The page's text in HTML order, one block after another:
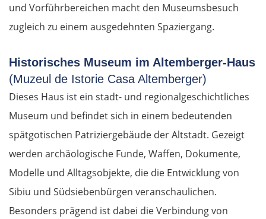
und Vorführbereichen macht den Museumsbesuch
zugleich zu einem ausgedehnten Spaziergang.
Historisches Museum im Altemberger-Haus
(Muzeul de Istorie Casa Altemberger)
Dieses Haus ist ein stadt- und regionalgeschichtliches
Museum und befindet sich in einem bedeutenden
spätgotischen Patriziergebäude der Altstadt. Gezeigt
werden archäologische Funde, Waffen, Dokumente,
Modelle und Alltagsobjekte, die die Entwicklung von
Sibiu und Südsiebenbürgen veranschaulichen.
Besonders prägend ist dabei die Verbindung von